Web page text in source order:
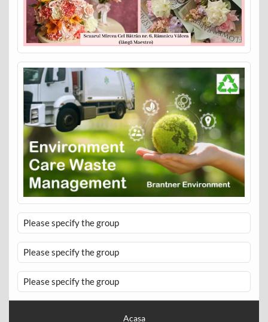
Please specify the group
Please specify the group
Please specify the group
Acasa